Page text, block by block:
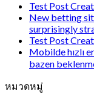
Test Post
New betting
surprisingly
Test Post
Mobilde hızlı
bazen
หมวดหมู่